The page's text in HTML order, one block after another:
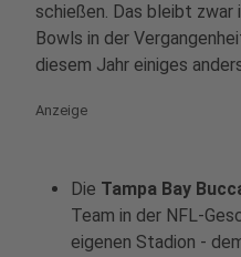
schießen. Das bleibt zwar
Bowls in der
diesem Jahr einiges
Anzeige
Die Tampa Bay
Team in der NFL-
eigenen Stadion -